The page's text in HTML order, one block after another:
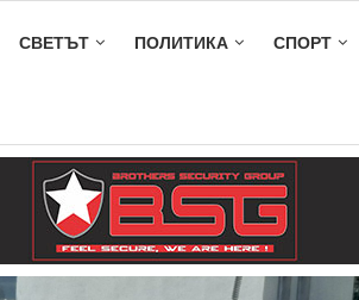
СВЕТЪТ ПОЛИТИКА СПОРТ